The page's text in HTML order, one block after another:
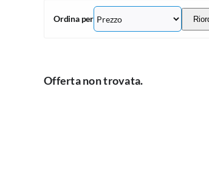
Ordina per
Offerta non trovata.